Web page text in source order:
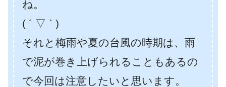
ね。
( ´ ▽ ` )
それと梅雨や夏の台風の時期は、雨
で泥が巻き上げられることもあるの
で今回は注意したいと思います。